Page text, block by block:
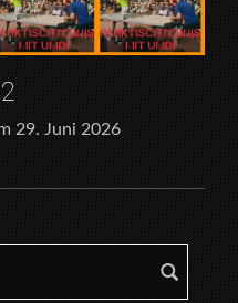
29. Juni 2026